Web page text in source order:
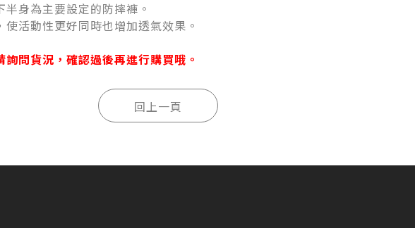
身為主要設定的防摔褲。
活動性更好同時也增加透氣效果。
問貨況，確認過後再進行購買哦。